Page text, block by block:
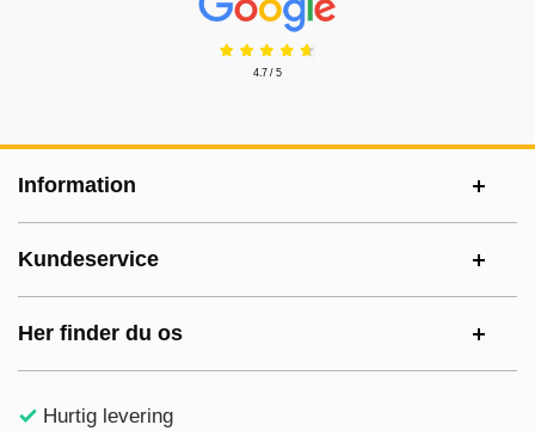
4.7 / 5
Information
Kundeservice
Her finder du os
Hurtig levering